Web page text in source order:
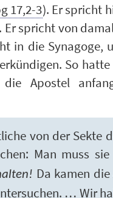
17,2-3). Er spricht
spricht von
in die Synagoge,
So
Apostel
von der Sekte
Man muss sie
Da kamen
… Wir